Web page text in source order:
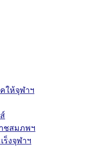
ให้จุฬาฯ
ชสมภพฯ
งจุฬาฯ